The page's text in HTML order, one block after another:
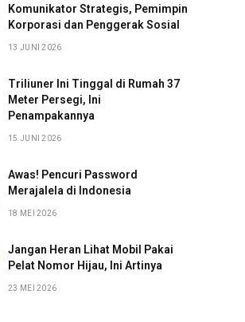
Komunikator Strategis, Pemimpin
Korporasi dan Penggerak Sosial
13 JUNI 2026
Triliuner Ini Tinggal di Rumah 37
Meter Persegi, Ini
Penampakannya
15 JUNI 2026
Awas! Pencuri Password
Merajalela di Indonesia
18 MEI 2026
Jangan Heran Lihat Mobil Pakai
Pelat Nomor Hijau, Ini Artinya
23 MEI 2026